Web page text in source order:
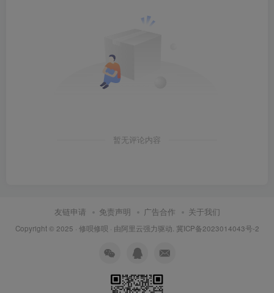
点击【所有应用】②将【Pr图标】拖到电脑桌面。
暂无评论内容
友链申请 免责声明 广告合作 关于我们
Copyright © 2025 · 修呗修呗 · 由阿里云强力驱动. 冀ICP备2023014043号-2